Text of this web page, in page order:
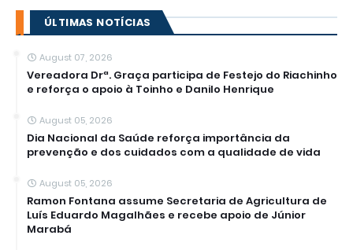
ÚLTIMAS NOTÍCIAS
August 07, 2026
Vereadora Drª. Graça participa de Festejo do Riachinho
e reforça o apoio à Toinho e Danilo Henrique
August 05, 2026
Dia Nacional da Saúde reforça importância da
prevenção e dos cuidados com a qualidade de vida
August 05, 2026
Ramon Fontana assume Secretaria de Agricultura de
Luís Eduardo Magalhães e recebe apoio de Júnior
Marabá